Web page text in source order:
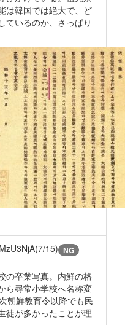
は韓国では絶大で、ど
ているのか、さっぱり
15) NG
の卒業写真。内鮮の格
ら尋常小学校へ名称変
朝鮮教育令以降でも民
徒が多かったことが理